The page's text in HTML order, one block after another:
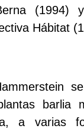
(1994)
Hábitat
barlia
a varias